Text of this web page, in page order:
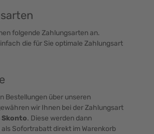
folgende Zahlungsarten an.
die für Sie optimale Zahlungsart
Bestellungen über unseren
wir Ihnen bei der Zahlungsart
Skonto. Diese werden dann
Sofortrabatt direkt im Warenkorb